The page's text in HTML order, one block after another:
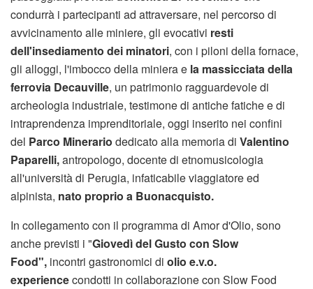
condurrà i partecipanti ad attraversare, nel percorso di
avvicinamento alle miniere, gli evocativi resti
dell'insediamento dei minatori, con i piloni della fornace,
gli alloggi, l'imbocco della miniera e la massicciata della
ferrovia Decauville, un patrimonio ragguardevole di
archeologia industriale, testimone di antiche fatiche e di
intraprendenza imprenditoriale, oggi inserito nei confini
del Parco Minerario dedicato alla memoria di Valentino
Paparelli,antropologo, docente di etnomusicologia
all'università di Perugia, infaticabile viaggiatore ed
alpinista, nato proprio a Buonacquisto.
In collegamento con il programma di Amor d'Olio, sono
anche previsti i "Giovedì del Gusto con Slow
Food", incontri gastronomici di olio e.v.o.
experiencecondotti in collaborazione con Slow Food